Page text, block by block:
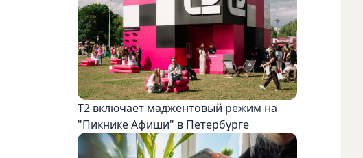
Т2 включает маджентовый режим на
"Пикнике Афиши" в Петербурге